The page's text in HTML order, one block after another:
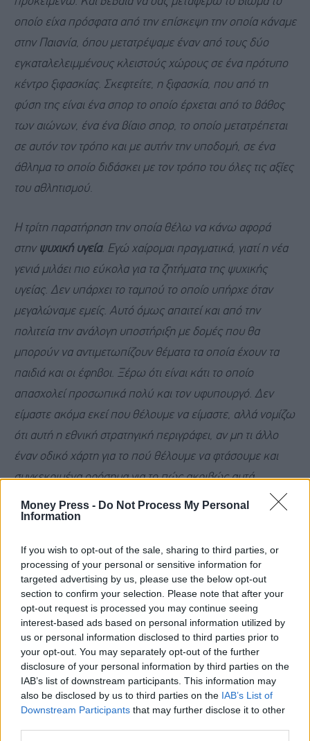
Money Press - Do Not Process My Personal
Information
If you wish to opt-out of the sale, sharing to third parties, or
processing of your personal or sensitive information for
targeted advertising by us, please use the below opt-out
section to confirm your selection. Please note that after your
opt-out request is processed you may continue seeing
interest-based ads based on personal information utilized by
us or personal information disclosed to third parties prior to
your opt-out. You may separately opt-out of the further
disclosure of your personal information by third parties on the
IAB’s list of downstream participants. This information may
also be disclosed by us to third parties on the IAB’s List of
Downstream Participants that may further disclose it to other
οποίο είχα πρόσφατα από την επίσκεψη την οποία κάναμε
στην Παιανία, όπου μετατρέψαμε έναν από τους δύο
εγκαταλελειμμένους κλειστούς χώρους σε ένα πρότυπο
κέντρο ξιφασκίας. Σκεφτείτε, η ξιφασκία, που από τη
φύση της είναι ένα σπορ το οποίο έρχεται από το βάθος
των αιώνων, ένα ένα βίαιο σπορ, το οποίο μετατρέπεται
σε αυτόν τον τρόπο και με αυτήν την υποδομή, σε ένα
άθλημα το οποίο διδάσκει με τον τρόπο του όλες τις αξίες
του αθλητισμού.
Η τρίτη παρατήρηση την οποία θέλω να κάνω αφορά
στην ψυχική υγεία. Εγώ χαίρομαι πραγματικά, γιατί η νέα
γενιά μιλάει πιο εύκολα για τα ζητήματα της ψυχικής
υγείας. Δεν υπάρχει το ταμπού το οποίο υπήρχε όταν
μεγαλώναμε εμείς. Αυτό όμως απαιτεί και από την
πολιτεία την ανάλογη υποστήριξη με δομές που θα
μπορούν να αντιμετωπίζουν θέματα τα οποία έχουν τα
παιδιά και οι έφηβοι. Ξέρω ότι είναι κάτι το οποίο
απασχολεί προσωπικά πολύ και τον υφυπουργό. Δεν
είμαστε ακόμα εκεί που θέλουμε να είμαστε, αλλά νομίζω
ότι αυτή η εθνική στρατηγική περιγράφει, αν μη τι άλλο
έναν οδικό χάρτη για το πού θέλουμε να φτάσουμε και
συγκεκριμένα ορόσημα για το πώς ακριβώς αυτά
μπορούμε να τα πετύχουμε.
Επιτροπής για το εξαιρετικό αυτό κείμενο, να σας
διαβεβαιώσω ότι θα παρακολουθούμε την υλοποίηση της
Στρατηγικής με πολύ μεγάλη προσοχή και με πολύ
μεγάλη επιμονή αποδεικνύεται ότι η Γραμματεία της
Κυβέρνησης, όπως το έκανε στην περίπτωση της
Εθνικής Στρατηγικής για τα Άτομα με Αναπηρία, έτσι και
τώρα έχει έναν πολύ ουσιαστικό ρόλο να παίξει στον
διυπουργικό συντονισμό σύνθετων τέτοιων εθνικών